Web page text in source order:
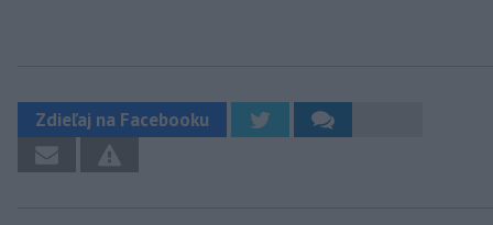
Zdieľaj na Facebooku